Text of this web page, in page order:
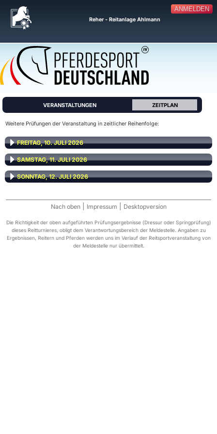
ANMELDEN
Reher - Reitanlage Ahlmann
VERANSTALTUNGEN ZEITPLAN
Weitere Prüfungen der Veranstaltung in zeitlicher Reihenfolge:
FREITAG, 10. JULI 2026
SAMSTAG, 11. JULI 2026
SONNTAG, 12. JULI 2026
Nach oben Impressum Desktopversion
Die Richtigkeit der oben aufgeführten Prüfungsergebnisse (Dressur oder Springprüfung)
dieses Reitturnieres, obligt dem Verantwortungsbereich der Meldestelle. Angaben zu
Ergebnissen, Reitern und Pferden werden uns im Verlauf der Reitsportveranstaltung von
der Meldestelle nur übermittelt.